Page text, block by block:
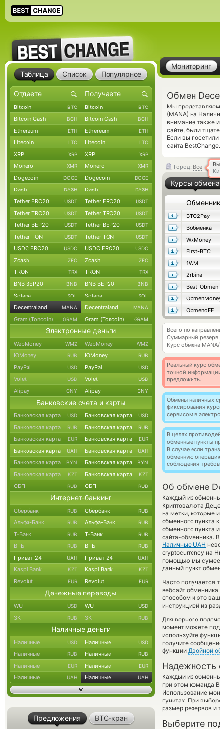
Мониторинг
Обмен
Мы представляем
(MANA) на
внимание также
сайте, были
Если вы
сайта
Город: Все
Курсы обмена
Обменник
BTC2Pay
Вобменка
WxMoney
First-BTC
1WM
2rbina
Best-Obmen
ObmenoFF
Всего по
Суммарный резерв
Курс обмена
Реальный курс
точной
предложить.
Обмены наличных
фиксирования
сервисом в
В целях
обменные пункты
В случае если
обменную
соблюдения
Об обмене
Каждый из
Криптовалюта
на метки, которые
обменного пункта
обменного пункта
сайта-обменника.
Наличные UAH
cryptocurrency на
помощью мы
данный пункт
Часто получается
вебсайт
способом и это
инструкцией из
Для верного
момент можете
используйте
получите
функции Двойной
Надежность
Каждый из
при этом команда
Использование
пунктах. При
размер резервов и
Выберите
Таблица Список Популярное
Bitcoin BTC Bitcoin BTC
Bitcoin Cash BCH Bitcoin Cash BCH
Ethereum ETH Ethereum ETH
Litecoin LTC Litecoin LTC
XRP XRP XRP XRP
Monero XMR Monero XMR
Dogecoin DOGE Dogecoin DOGE
Dash DASH Dash DASH
Tether ERC20 USDT Tether ERC20 USDT
Tether TRC20 USDT Tether TRC20 USDT
Tether BEP20 USDT Tether BEP20 USDT
Tether TON USDT Tether TON USDT
USDC ERC20 USDC USDC ERC20 USDC
Zcash ZEC Zcash ZEC
TRON TRX TRON TRX
BNB BEP20 BNB BNB BEP20 BNB
Solana SOL Solana SOL
Decentraland MANA Decentraland MANA
Gram (Toncoin) GRAM Gram (Toncoin) GRAM
Электронные деньги
WebMoney WMZ WebMoney WMZ
ЮMoney RUB ЮMoney RUB
PayPal USD PayPal USD
Volet USD Volet USD
Alipay CNY Alipay CNY
Банковские счета и карты
Банковская карта USD Банковская карта USD
Банковская карта RUB Банковская карта RUB
Банковская карта EUR Банковская карта EUR
Банковская карта UAH Банковская карта UAH
Банковская карта BYN Банковская карта BYN
Банковская карта KZT Банковская карта KZT
СБП RUB СБП RUB
Интернет-банкинг
Сбербанк RUB Сбербанк RUB
Альфа-Банк RUB Альфа-Банк RUB
Т-Банк RUB Т-Банк RUB
ВТБ RUB ВТБ RUB
Приват 24 UAH Приват 24 UAH
Kaspi Bank KZT Kaspi Bank KZT
Revolut EUR Revolut EUR
Денежные переводы
WU USD WU USD
ЗК RUB ЗК RUB
Наличные деньги
Наличные USD Наличные USD
Наличные RUB Наличные RUB
Наличные EUR Наличные EUR
Наличные UAH Наличные UAH
Предложения BTC-кран